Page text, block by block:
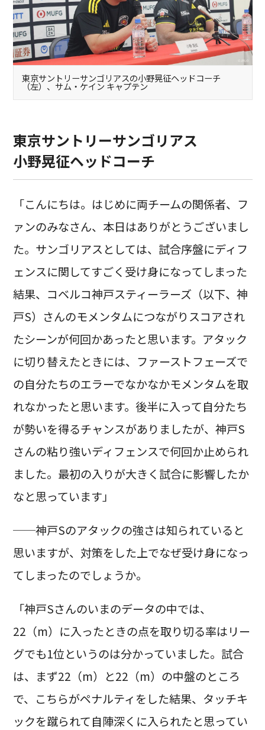
東京サントリーサンゴリアスの小野晃征ヘッドコーチ
（左）、サム・ケイン キャプテン
東京サントリーサンゴリアス
小野晃征ヘッドコーチ
「こんにちは。はじめに両チームの関係者、フ
ァンのみなさん、本日はありがとうございまし
た。サンゴリアスとしては、試合序盤にディフ
ェンスに関してすごく受け身になってしまった
結果、コベルコ神戸スティーラーズ（以下、神
戸S）さんのモメンタムにつながりスコアされ
たシーンが何回かあったと思います。アタック
に切り替えたときには、ファーストフェーズで
の自分たちのエラーでなかなかモメンタムを取
れなかったと思います。後半に入って自分たち
が勢いを得るチャンスがありましたが、神戸S
さんの粘り強いディフェンスで何回か止められ
ました。最初の入りが大きく試合に影響したか
なと思っています」
──神戸Sのアタックの強さは知られていると
思いますが、対策をした上でなぜ受け身になっ
てしまったのでしょうか。
「神戸Sさんのいまのデータの中では、
22（m）に入ったときの点を取り切る率はリー
グでも1位というのは分かっていました。試合
は、まず22（m）と22（m）の中盤のところ
で、こちらがペナルティをした結果、タッチキ
ックを蹴られて自陣深くに入られたと思ってい